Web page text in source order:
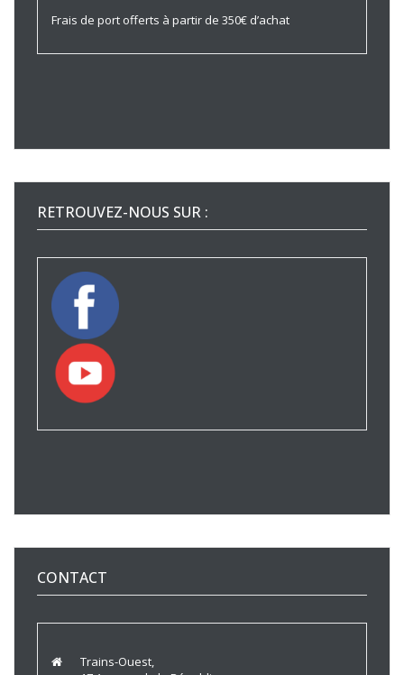
Frais de port offerts à partir de 350€ d’achat
RETROUVEZ-NOUS SUR :
CONTACT
Trains-Ouest,